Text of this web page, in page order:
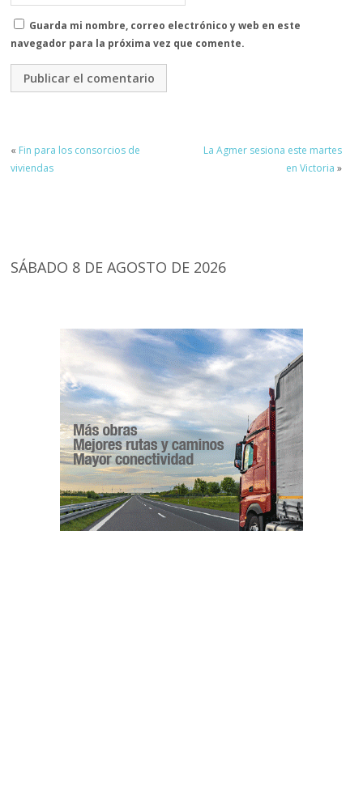
Guarda mi nombre, correo electrónico y web en este
navegador para la próxima vez que comente.
« Fin para los consorcios de
viviendas
La Agmer sesiona este martes
en Victoria »
SÁBADO 8 DE AGOSTO DE 2026